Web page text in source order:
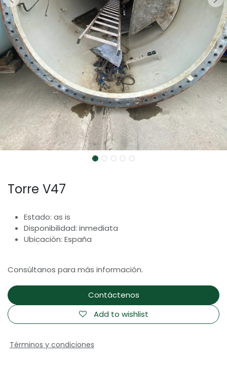
Torre V47
Estado: as is
Disponibilidad: inmediata
Ubicación: España
Consúltanos para más información.
Contáctenos
Add to wishlist
Términos y condiciones